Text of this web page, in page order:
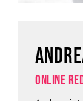
ONLINE